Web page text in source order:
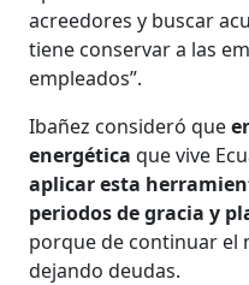
acreedores y buscar
tiene conservar a las
empleados”.
Ibañez consideró que
energética que vive
aplicar esta
periodos de gracia y
porque de continuar el
dejando deudas.